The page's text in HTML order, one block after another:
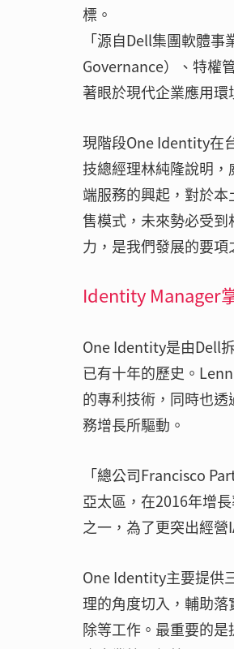
標。
「源自Dell集團軟體
Governance）、特權
著眼於現代企業應用
現階段One Identity在
技總經理林純隆說明
端服務的興起，對於
售模式，未來勢必受
力，是我們發展的要項
Identity Manager
One Identity是由Dell
已有十年的歷史。
的專利技術，同時也
務增長所驅動。
「總公司Francisco
亞太區，在2016年增
之一，為了更突出經
One Identity主要提供
理的角度切入，輔助
除等工作。最重要的